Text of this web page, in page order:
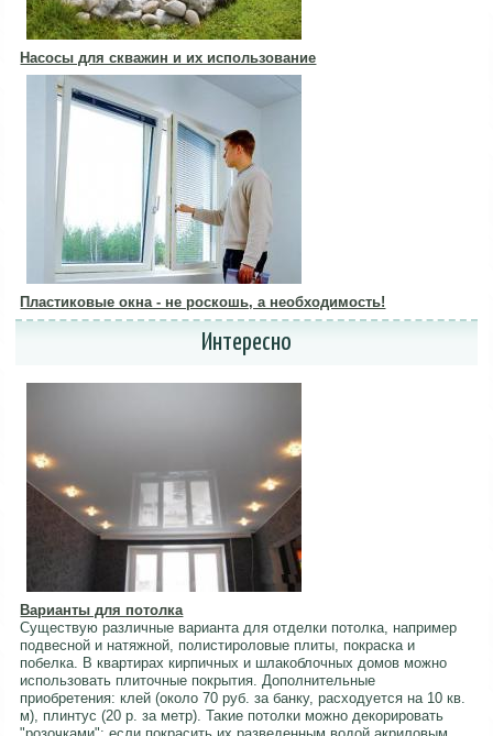
Насосы для скважин и их использование
Пластиковые окна - не роскошь, а необходимость!
Интересно
Варианты для потолка
Существую различные варианта для отделки потолка, например
подвесной и натяжной, полистироловые плиты, покраска и
побелка. В квартирах кирпичных и шлакоблочных домов можно
использовать плиточные покрытия. Дополнительные
приобретения: клей (около 70 руб. за банку, расходуется на 10 кв.
м), плинтус (20 р. за метр). Такие потолки можно декорировать